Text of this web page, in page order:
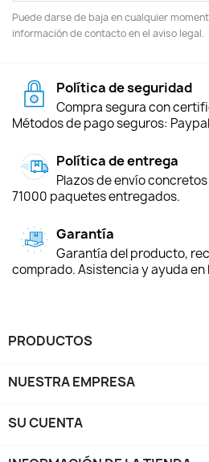
Puede darse de baja en cualquier
información de contacto en el aviso legal.
Política de seguridad
Compra segura con
Métodos de pago seguros:
Política de entrega
Plazos de envío
71000 paquetes entregados.
Garantía
Garantía del producto,
comprado. Asistencia y ayuda en
PRODUCTOS
NUESTRA EMPRESA
SU CUENTA